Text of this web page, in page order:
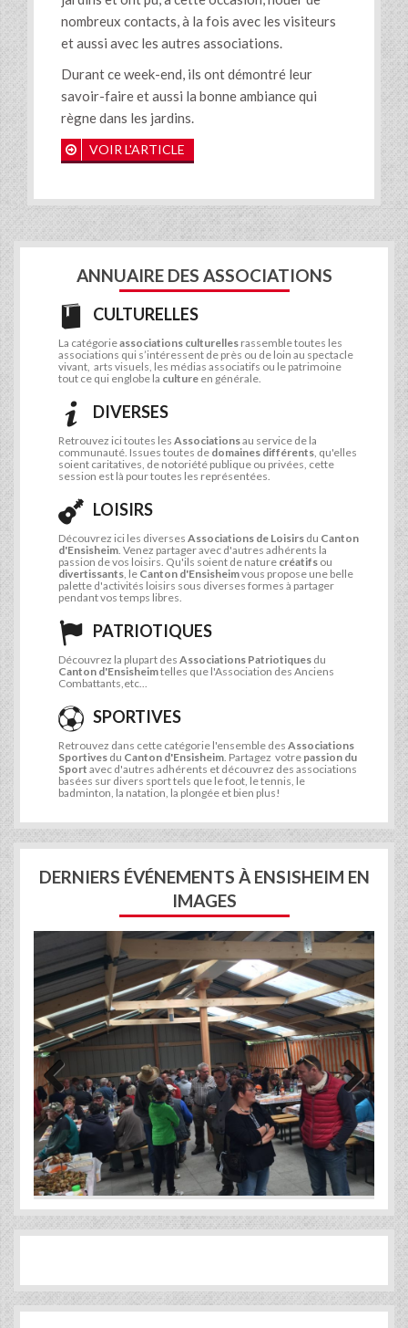
nombreux contacts, à la fois avec les visiteurs
et aussi avec les autres associations.
Durant ce week-end, ils ont démontré leur
savoir-faire et aussi la bonne ambiance qui
règne dans les jardins.
VOIR L'ARTICLE
ANNUAIRE DES ASSOCIATIONS
CULTURELLES
La catégorieassociations culturelles rassemble toutes les
associations qui s’intéressent de près ou de loin au spectacle
vivant, arts visuels, les médias associatifs ou le patrimoine
tout ce qui englobe la culture en générale.
DIVERSES
Retrouvez ici toutes les Associationsau service de la
communauté. Issues toutes de domaines différents, qu'elles
soient caritatives, de notoriété publique ou privées, cette
session est là pour toutes les représentées.
LOISIRS
Découvrez ici les diverses Associations de Loisirs du Canton
d'Ensisheim. Venez partager avec d'autres adhérents la
passion de vos loisirs. Qu'ils soient de nature créatifs ou
divertissants, le Canton d'Ensisheimvous propose une belle
palette d'activités loisirs sous diverses formes à partager
pendant vos temps libres.
PATRIOTIQUES
Découvrez la plupart des Associations Patriotiques du
Canton d'Ensisheimtelles que l'Association des Anciens
Combattants,etc...
SPORTIVES
Retrouvez dans cette catégorie l'ensemble des Associations
Sportives du Canton d'Ensisheim. Partagez votre passion du
Sport avec d'autres adhérents et découvrez des associations
basées sur divers sport tels que le foot, le tennis, le
badminton, la natation, la plongée et bien plus!
DERNIERS ÉVÉNEMENTS À ENSISHEIM EN
IMAGES
Previous Next